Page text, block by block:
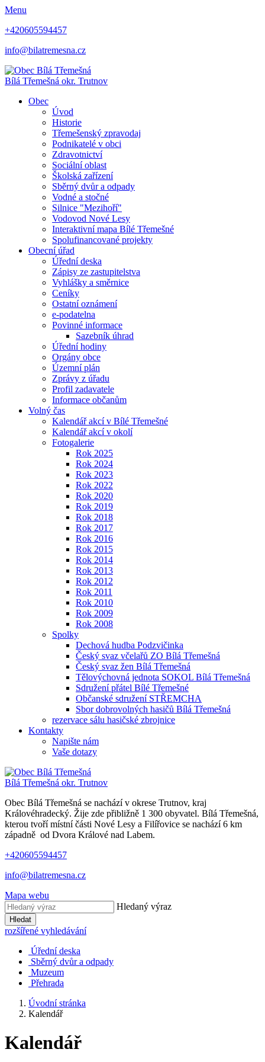
Menu
+420605594457
info@bilatremesna.cz
Bílá Třemešná okr. Trutnov
Obec
Úvod
Historie
Třemešenský zpravodaj
Podnikatelé v obci
Zdravotnictví
Sociální oblast
Školská zařízení
Sběrný dvůr a odpady
Vodné a stočné
Silnice "Mezihoří"
Vodovod Nové Lesy
Interaktivní mapa Bílé Třemešné
Spolufinancované projekty
Obecní úřad
Úřední deska
Zápisy ze zastupitelstva
Vyhlášky a směrnice
Ceníky
Ostatní oznámení
e-podatelna
Povinné informace
Sazebník úhrad
Úřední hodiny
Orgány obce
Územní plán
Zprávy z úřadu
Profil zadavatele
Informace občanům
Volný čas
Kalendář akcí v Bílé Třemešné
Kalendář akcí v okolí
Fotogalerie
Rok 2025
Rok 2024
Rok 2023
Rok 2022
Rok 2020
Rok 2019
Rok 2018
Rok 2017
Rok 2016
Rok 2015
Rok 2014
Rok 2013
Rok 2012
Rok 2011
Rok 2010
Rok 2009
Rok 2008
Spolky
Dechová hudba Podzvičinka
Český svaz včelařů ZO Bílá Třemešná
Český svaz žen Bílá Třemešná
Tělovýchovná jednota SOKOL Bílá Třemešná
Sdružení přátel Bílé Třemešné
Občanské sdružení STŘEMCHA
Sbor dobrovolných hasičů Bílá Třemešná
rezervace sálu hasičské zbrojnice
Kontakty
Napište nám
Vaše dotazy
Bílá Třemešná okr. Trutnov
Obec Bílá Třemešná se nachází v okrese Trutnov, kraj
Královéhradecký. Žije zde přibližně 1 300 obyvatel. Bílá Třemešná,
kterou tvoří místní části Nové Lesy a Filířovice se nachází 6 km
západně od Dvora Králové nad Labem.
+420605594457
info@bilatremesna.cz
Mapa webu
Hledaný výraz
Hledat
rozšířené vyhledávání
Úřední deska
Sběrný dvůr a odpady
Muzeum
Přehrada
Úvodní stránka
Kalendář
Kalendář